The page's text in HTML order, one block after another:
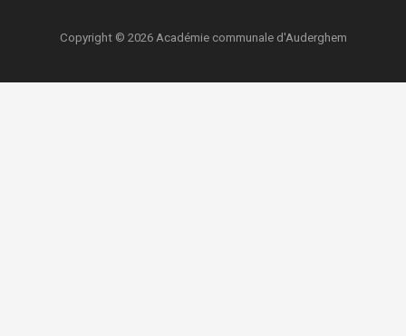
Copyright © 2026 Académie communale d'Auderghem